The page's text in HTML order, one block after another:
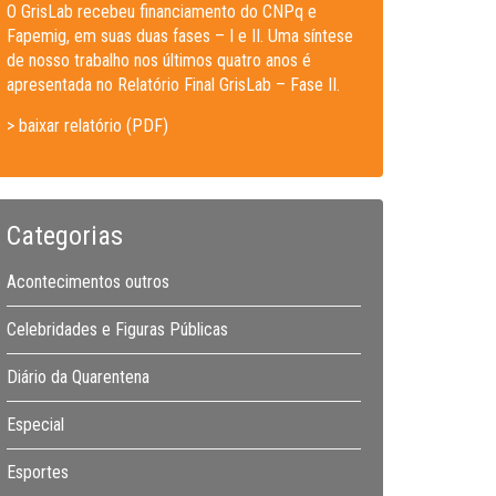
O GrisLab recebeu financiamento do CNPq e
Fapemig, em suas duas fases – I e II. Uma síntese
de nosso trabalho nos últimos quatro anos é
apresentada no Relatório Final GrisLab – Fase II.
> baixar relatório (PDF)
Categorias
Acontecimentos outros
Celebridades e Figuras Públicas
Diário da Quarentena
Especial
Esportes